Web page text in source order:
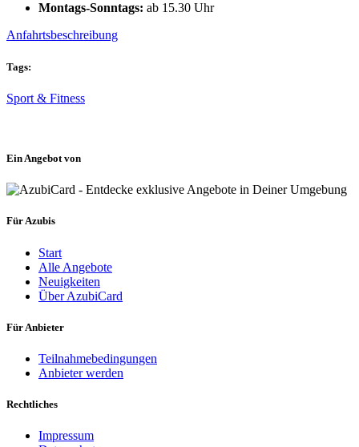
Montags-Sonntags: ab 15.30 Uhr
Anfahrtsbeschreibung
Tags:
Sport & Fitness
Ein Angebot von
Für Azubis
Start
Alle Angebote
Neuigkeiten
Über AzubiCard
Für Anbieter
Teilnahmebedingungen
Anbieter werden
Rechtliches
Impressum